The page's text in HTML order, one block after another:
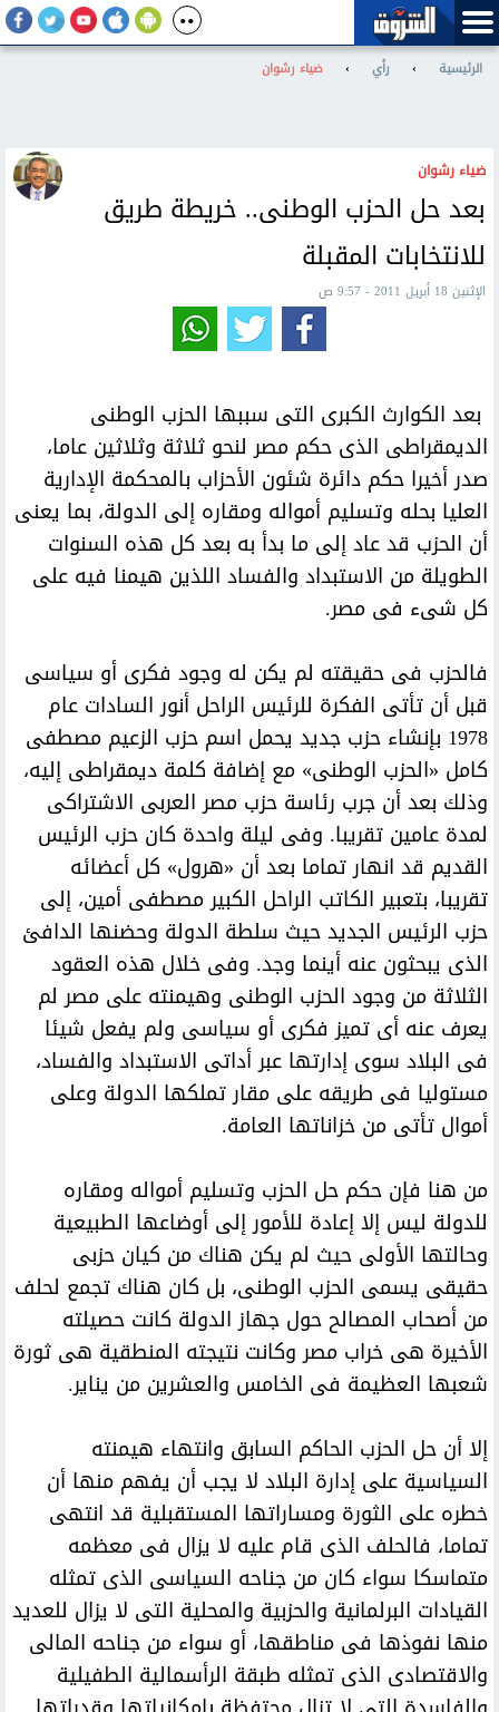
الرئيسية › رأي › ضياء رشوان
ضياء رشوان
بعد حل الحزب الوطنى.. خريطة طريق
للانتخابات المقبلة
الإثنين 18 أبريل 2011 - 9:57 ص
بعد الكوارث الكبرى التى سببها الحزب الوطنى
الديمقراطى الذى حكم مصر لنحو ثلاثة وثلاثين عاما،
صدر أخيرا حكم دائرة شئون الأحزاب بالمحكمة الإدارية
العليا بحله وتسليم أمواله ومقاره إلى الدولة، بما يعنى
أن الحزب قد عاد إلى ما بدأ به بعد كل هذه السنوات
الطويلة من الاستبداد والفساد اللذين هيمنا فيه على
كل شىء فى مصر.
فالحزب فى حقيقته لم يكن له وجود فكرى أو سياسى
قبل أن تأتى الفكرة للرئيس الراحل أنور السادات عام
1978 بإنشاء حزب جديد يحمل اسم حزب الزعيم مصطفى
كامل «الحزب الوطنى» مع إضافة كلمة ديمقراطى إليه،
وذلك بعد أن جرب رئاسة حزب مصر العربى الاشتراكى
لمدة عامين تقريبا. وفى ليلة واحدة كان حزب الرئيس
القديم قد انهار تماما بعد أن «هرول» كل أعضائه
تقريبا، بتعبير الكاتب الراحل الكبير مصطفى أمين، إلى
حزب الرئيس الجديد حيث سلطة الدولة وحضنها الدافئ
الذى يبحثون عنه أينما وجد. وفى خلال هذه العقود
الثلاثة من وجود الحزب الوطنى وهيمنته على مصر لم
يعرف عنه أى تميز فكرى أو سياسى ولم يفعل شيئا
فى البلاد سوى إدارتها عبر أداتى الاستبداد والفساد،
مستوليا فى طريقه على مقار تملكها الدولة وعلى
أموال تأتى من خزاناتها العامة.
من هنا فإن حكم حل الحزب وتسليم أمواله ومقاره
للدولة ليس إلا إعادة للأمور إلى أوضاعها الطبيعية
وحالتها الأولى حيث لم يكن هناك من كيان حزبى
حقيقى يسمى الحزب الوطنى، بل كان هناك تجمع لحلف
من أصحاب المصالح حول جهاز الدولة كانت حصيلته
الأخيرة هى خراب مصر وكانت نتيجته المنطقية هى ثورة
شعبها العظيمة فى الخامس والعشرين من يناير.
إلا أن حل الحزب الحاكم السابق وانتهاء هيمنته
السياسية على إدارة البلاد لا يجب أن يفهم منها أن
خطره على الثورة ومساراتها المستقبلية قد انتهى
تماما، فالحلف الذى قام عليه لا يزال فى معظمه
متماسكا سواء كان من جناحه السياسى الذى تمثله
القيادات البرلمانية والحزبية والمحلية التى لا يزال للعديد
منها نفوذها فى مناطقها، أو سواء من جناحه المالى
والاقتصادى الذى تمثله طبقة الرأسمالية الطفيلية